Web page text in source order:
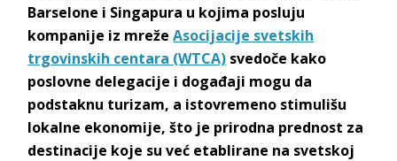
Barselone i Singapura u kojima posluju
kompanije iz mrežeAsocijacije svetskih
trgovinskih centara (WTCA) svedoče kako
poslovne delegacije i događaji mogu da
podstaknu turizam, a istovremeno stimulišu
lokalne ekonomije, što je prirodna prednost za
destinacije koje su već etablirane na svetskoj